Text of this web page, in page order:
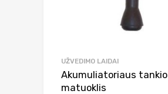
UŽVEDIMO LAIDAI
Akumuliatoriaus tankio
matuoklis